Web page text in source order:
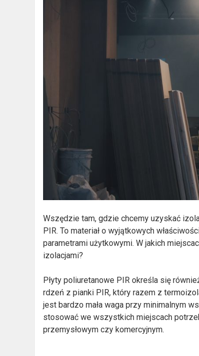
Wszędzie tam, gdzie chcemy uzyskać
PIR. To materiał o wyjątkowych
parametrami użytkowymi. W jakich
izolacjami?
Płyty poliuretanowe PIR określa się
rdzeń z pianki PIR, który razem z
jest bardzo mała waga przy minimalnym
stosować we wszystkich miejscach
przemysłowym czy komercyjnym.